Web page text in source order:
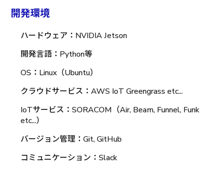
開発環境
ハードウェア：NVIDIA Jetson
開発言語：Python等
OS：Linux（Ubuntu）
クラウドサービス：AWS IoT Greengrass etc...
IoTサービス：SORACOM（Air, Beam, Funnel, Funk
etc...）
バージョン管理：Git, GitHub
コミュニケーション：Slack